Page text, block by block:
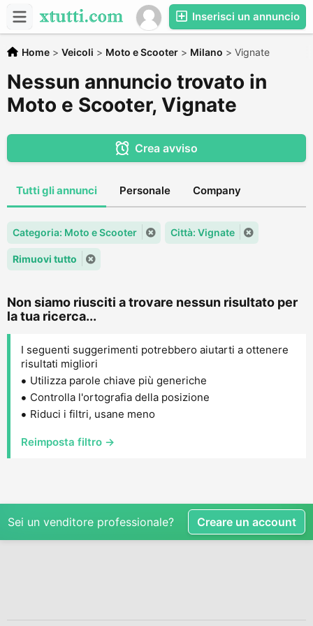
Inserisci un annuncio
Home > Veicoli > Moto e Scooter > Milano > Vignate
Nessun annuncio trovato in
Moto e Scooter, Vignate
Crea avviso
Tutti gli annunci Personale Company
Categoria: Moto e Scooter Città: Vignate
Rimuovi tutto
Non siamo riusciti a trovare nessun risultato per
la tua ricerca...
I seguenti suggerimenti potrebbero aiutarti a ottenere
risultati migliori
Utilizza parole chiave più generiche
Controlla l'ortografia della posizione
Riduci i filtri, usane meno
Reimposta filtro →
Sei un venditore professionale? Creare un account